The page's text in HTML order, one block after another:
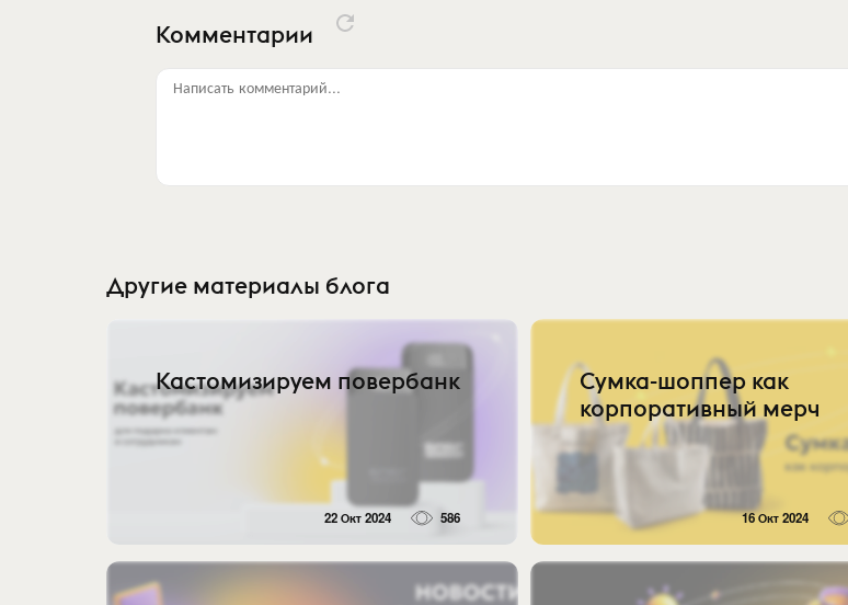
Комментарии
Написать комментарий...
Другие материалы блога
Кастомизируем повербанк
22 Окт 2024 586
Сумка-шоппер как
корпоративный мерч
16 Окт 2024